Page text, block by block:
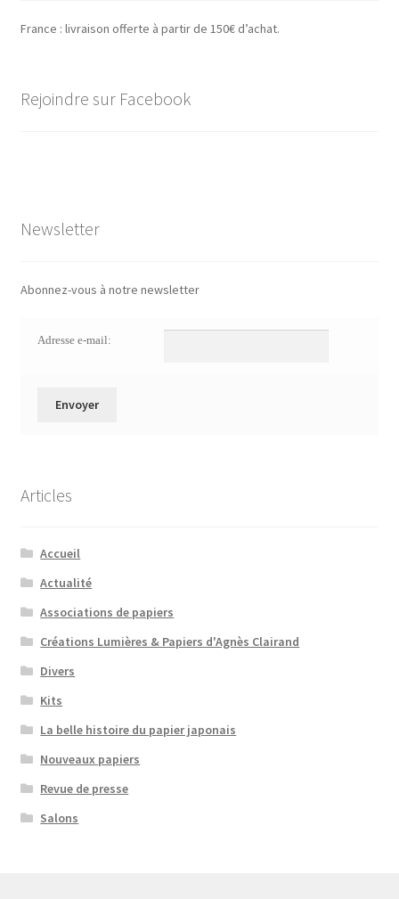
France : livraison offerte à partir de 150€ d’achat.
Rejoindre sur Facebook
Newsletter
Abonnez-vous à notre newsletter
Adresse e-mail:
Articles
Accueil
Actualité
Associations de papiers
Créations Lumières & Papiers d'Agnès Clairand
Divers
Kits
La belle histoire du papier japonais
Nouveaux papiers
Revue de presse
Salons